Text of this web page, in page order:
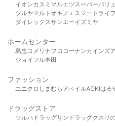
イオンカスミ マルエツスーパーバリ
ツルヤマルト オギノ エスマート ライフ
ダイレックスサンエーイズミヤ
ホームセンター
島忠 コメリ ナフコ コーナンカインズ
ジョイフル本田
ファッション
ユニクロ しまむら アベイルAOKIはる
ドラッグストア
ツルハドラッグサンドラッグクスリ